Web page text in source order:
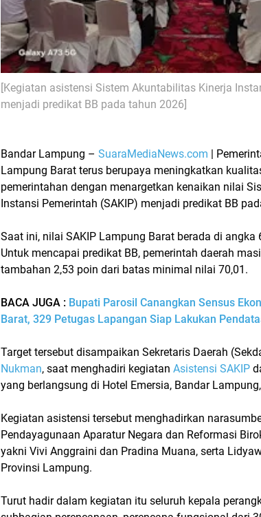
[Kegiatan asistensi Sistem Akuntabilitas Kinerja
menjadi predikat BB pada tahun 2026]
Bandar Lampung – SuaraMediaNews.com |
Lampung Barat terus berupaya meningkatkan
pemerintahan dengan menargetkan kenaikan nilai
Instansi Pemerintah (SAKIP) menjadi predikat BB
Saat ini, nilai SAKIP Lampung Barat berada di angka
Untuk mencapai predikat BB, pemerintah daerah
tambahan 2,53 poin dari batas minimal nilai 70,01.
BACA JUGA : Bupati Parosil Canangkan Sensus
Barat, 329 Petugas Lapangan Siap Lakukan
Target tersebut disampaikan Sekretaris Daerah
Nukman, saat menghadiri kegiatan Asistensi SAKIP
yang berlangsung di Hotel Emersia, Bandar
Kegiatan asistensi tersebut menghadirkan
Pendayagunaan Aparatur Negara dan Reformasi
yakni Vivi Anggraini dan Pradina Muana, serta
Provinsi Lampung.
Turut hadir dalam kegiatan itu seluruh kepala